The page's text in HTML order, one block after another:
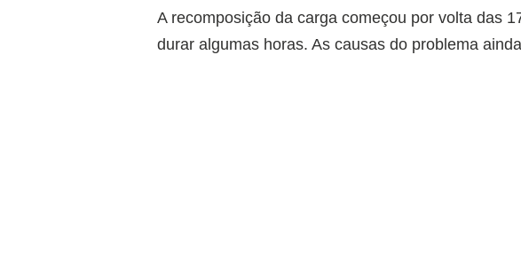
A recomposição da carga começou por volta das
durar algumas horas. As causas do problema